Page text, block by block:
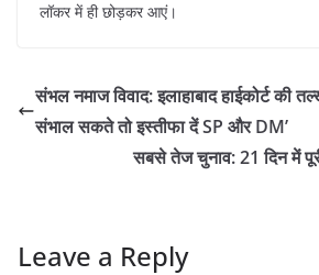
लॉकर में ही छोड़कर आएं।
संभल नमाज विवाद: इलाहाबाद हाईकोर्ट की
संभाल सकते तो इस्तीफा दें SP और DM’
सबसे तेज चुनाव: 21 दिन में
Leave a Reply